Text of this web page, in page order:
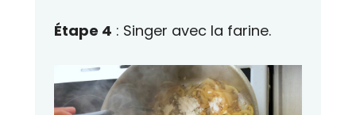
Étape 4 : Singer avec la farine.